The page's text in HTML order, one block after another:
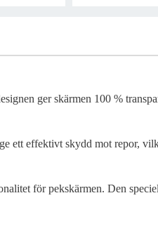
ger skärmen 100 %
ett effektivt skydd mot repor,
för pekskärmen. Den